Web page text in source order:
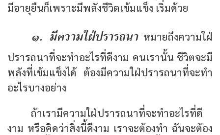
มีอายุยืนก็เพราะมีพลังชีวิตเข้มแข็ง เริ่มด้วย
๑. มีความใฝ่ปรารถนาหมายถึงความใฝ่
ปรารถนาที่จะทำอะไรที่ดีงาม คนเรานั้น ชีวิตจะมี
พลังที่เข้มแข็งได้ ต้องมีความใฝ่ปรารถนาที่จะทำ
อะไรบางอย่าง
ถ้าเรามีความใฝ่ปรารถนาที่จะทำอะไรที่ดี
งาม หรือคิดว่าสิ่งนี้ดีงาม เราจะต้องทำ ฉันจะต้อง